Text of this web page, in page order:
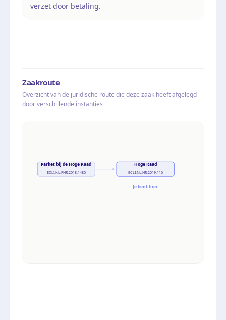
verzet door betaling.
Zaakroute
Overzicht van de juridische route die deze zaak heeft afgelegd
door verschillende instanties
Parket bij de Hoge Raad
ECLI:NL:PHR:2018:1480
Hoge Raad
ECLI:NL:HR:2019:116
Je bent hier